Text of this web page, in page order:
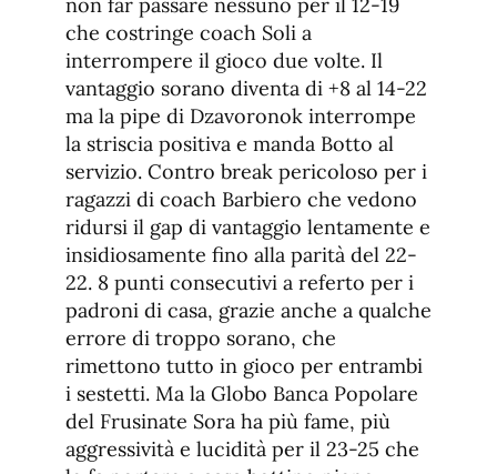
non far passare nessuno per il 12-19
che costringe coach Soli a
interrompere il gioco due volte. Il
vantaggio sorano diventa di +8 al 14-22
ma la pipe di Dzavoronok interrompe
la striscia positiva e manda Botto al
servizio. Contro break pericoloso per i
ragazzi di coach Barbiero che vedono
ridursi il gap di vantaggio lentamente e
insidiosamente fino alla parità del 22-
22. 8 punti consecutivi a referto per i
padroni di casa, grazie anche a qualche
errore di troppo sorano, che
rimettono tutto in gioco per entrambi
i sestetti. Ma la Globo Banca Popolare
del Frusinate Sora ha più fame, più
aggressività e lucidità per il 23-25 che